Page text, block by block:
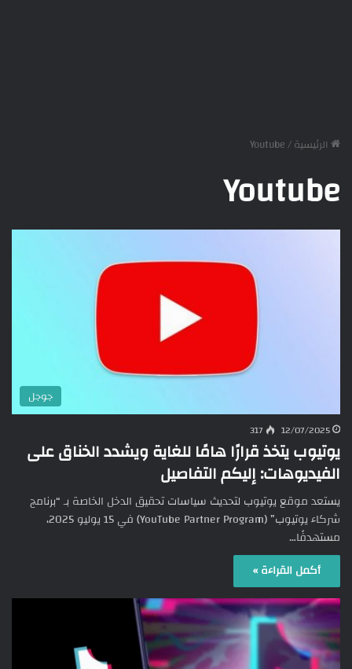
الرئيسية/
Youtube
Youtube
جوجل
12/07/2025
317
يوتيوب يتخذ قرارًا هامًا للغاية ويشدد الخناق على
الفيديوهات: إليكم التفاصيل
يستعد موقع يوتيوب لتحديث سياسات تحقيق الدخل الخاصة بـ “برنامج
شركاء يوتيوب” (YouTube Partner Program) في 15 يوليو 2025،
مستهدفًا…
أكمل القراءة »